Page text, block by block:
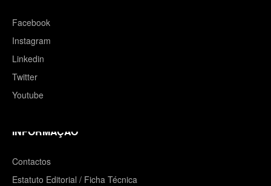
Facebook
Instagram
Linkedin
Twitter
Youtube
INFORMAÇÃO
Contactos
Estatuto Editorial / Ficha Técnica